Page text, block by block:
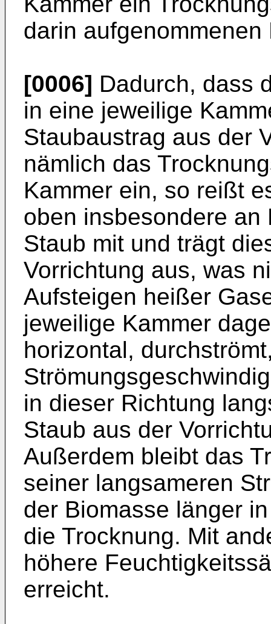
darin
[0006] Dadurch, dass
in eine jeweilige
Staubaustrag aus der
nämlich das
Kammer ein, so reißt
oben insbesondere
Staub mit und trägt
Vorrichtung aus, was
Aufsteigen heißer
jeweilige Kammer
horizontal,
in dieser Richtung
Staub aus der
Außerdem bleibt das
seiner langsameren
der Biomasse länger
die Trocknung. Mit
höhere
erreicht.